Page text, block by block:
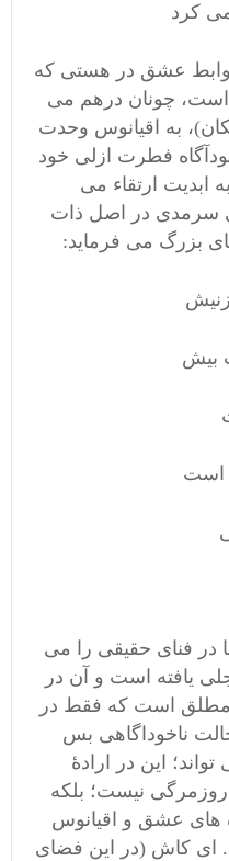
کرد
عشق در هستی که
است، چونان درهم می
به اقیانوس وحدت
فطرت ازلی خود
ابدیت ارتقاء می
سرمدی در اصل ذات
بزرگ می فرماید:
بیش
است
در فنای حقیقی را می
یافته است و آن در
مطلق است که فقط در
ناخوداگاهی بس
این در ارادۀ
نیست؛ بلکه
های عشق و اقیانوس
ای کاش (در این فضای